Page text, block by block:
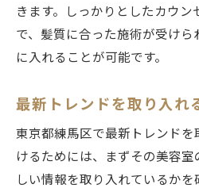
きます。しっかりとしたカウン
で、髪質に合った施術が受け
に入れることが可能です。
最新トレンドを取り入れ
東京都練馬区で最新トレンドを
けるためには、まずその美容
しい情報を取り入れているか